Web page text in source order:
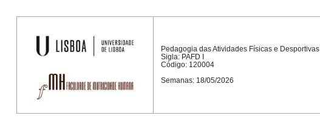
Pedagogia das Atividades Físicas e Desportivas I
Sigla: PAFD I
Código: 120004
Semanas: 18/05/2026